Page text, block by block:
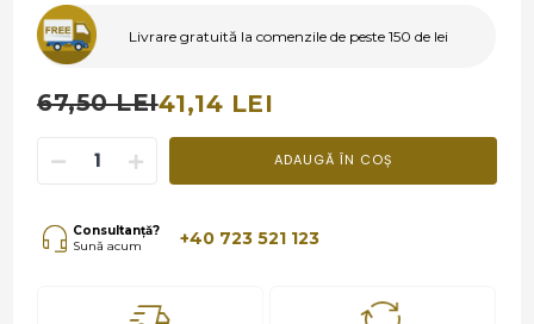
Livrare gratuită la comenzile de peste 150 de lei
67,50 LEI41,14 LEI
ADAUGĂ ÎN COȘ
Consultanță?
Sună acum
+40 723 521 123